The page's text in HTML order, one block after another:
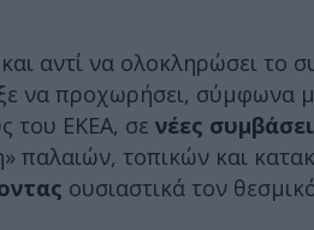
αντί να ολοκληρώσει το
να προχωρήσει, σύμφωνα
του ΕΚΕΑ, σε νέες
παλαιών, τοπικών και
ουσιαστικά τον